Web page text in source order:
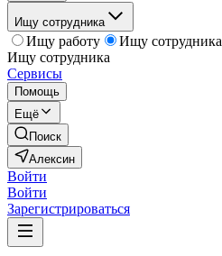
Ищу сотрудника
Ищу работу
Ищу сотрудника
Ищу сотрудника
Сервисы
Помощь
Ещё
Поиск
Алексин
Войти
Войти
Зарегистрироваться